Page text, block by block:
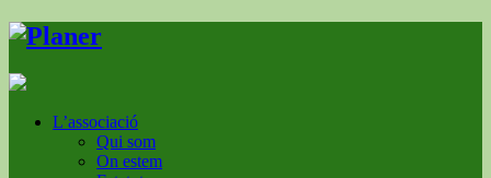
L’associació
Qui som
On estem